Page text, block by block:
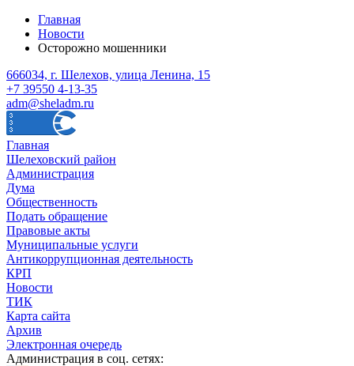
Главная
Новости
Осторожно мошенники
666034, г. Шелехов, улица Ленина, 15
+7 39550 4-13-35
adm@sheladm.ru
Главная
Шелеховский район
Администрация
Дума
Общественность
Подать обращение
Правовые акты
Муниципальные услуги
Антикоррупционная деятельность
КРП
Новости
ТИК
Карта сайта
Архив
Электронная очередь
Администрация в соц. сетях: